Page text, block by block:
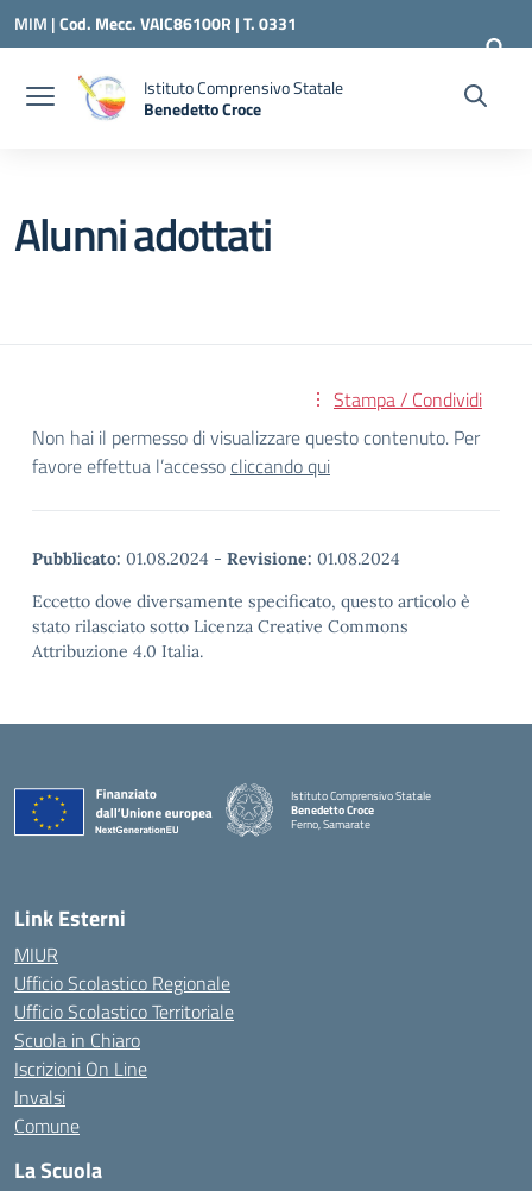
Vai ai contenuti
Vai al menu di navigazione
Vai al footer
MIM |Cod. Mecc. VAIC86100R | T. 0331
240260 | VAIC86100R@ISTRUZIONE.IT
Istituto Comprensivo Statale
Benedetto Croce
Alunni adottati
Stampa / Condividi
Non hai il permesso di visualizzare questo contenuto. Per
favore effettua l’accesso cliccando qui
Pubblicato: 01.08.2024 - Revisione: 01.08.2024
Eccetto dove diversamente specificato, questo articolo è
stato rilasciato sotto Licenza Creative Commons
Attribuzione 4.0 Italia.
Istituto Comprensivo Statale
Benedetto Croce
Ferno, Samarate
Link Esterni
MIUR
Ufficio Scolastico Regionale
Ufficio Scolastico Territoriale
Scuola in Chiaro
Iscrizioni On Line
Invalsi
Comune
La Scuola